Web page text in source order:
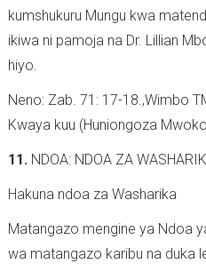
kumshukuru Mungu kwa
ikiwa ni pamoja na Dr. Lillian
hiyo.
Neno: Zab. 71: 17-18.,Wimbo
Kwaya kuu (Huniongoza
11. NDOA: NDOA ZA
Hakuna ndoa za Washarika
Matangazo mengine ya Ndoa
wa matangazo karibu na duka